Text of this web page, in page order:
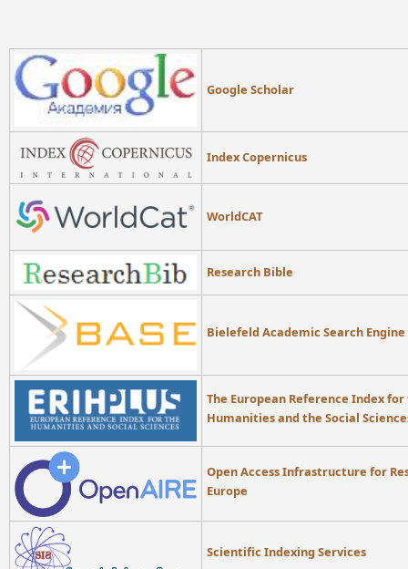
Google Scholar
Index Copernicus
WorldCAT
Research Bible
Bielefeld Academic Search Engine
The European Reference Index
Humanities and the Social
Open Access Infrastructure for
Europe
Scientific Indexing Services